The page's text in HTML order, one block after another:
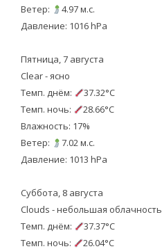
Ветер:
4.97 м.с.
Давление: 1016 hPa
Пятница, 7 августа
Clear - ясно
Темп. днём:
37.32°C
Темп. ночь:
28.66°C
Влажность: 17%
Ветер:
7.02 м.с.
Давление: 1013 hPa
Суббота, 8 августа
Clouds - небольшая облачность
Темп. днём:
37.37°C
Темп. ночь:
26.04°C